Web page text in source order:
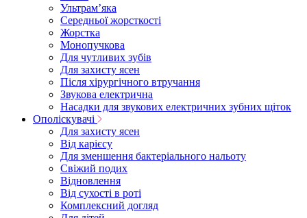
Ультрамʼяка
Середньої жорсткості
Жорстка
Монопучкова
Для чутливих зубів
Для захисту ясен
Після хірургічного втручання
Звукова електрична
Насадки для звукових електричних зубних щіток
Ополіскувачі
Для захисту ясен
Від карієсу
Для зменшення бактеріального нальоту
Свіжий подих
Відновлення
Від сухості в роті
Комплексний догляд